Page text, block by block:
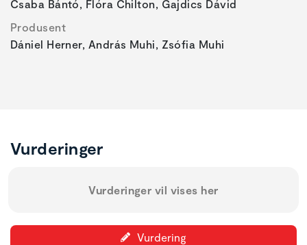
Csaba Bántó, Flóra Chilton, Gajdics Dávid
Produsent
Dániel Herner, András Muhi, Zsófia Muhi
Vurderinger
Vurderinger vil vises her
Vurdering